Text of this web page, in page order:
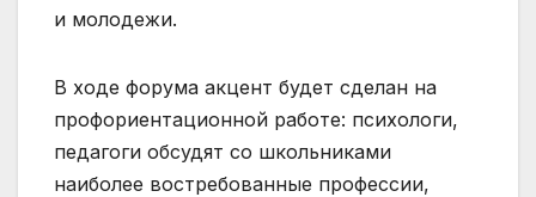
и молодежи.
В ходе форума акцент будет сделан на
профориентационной работе: психологи,
педагоги обсудят со школьниками
наиболее востребованные профессии,